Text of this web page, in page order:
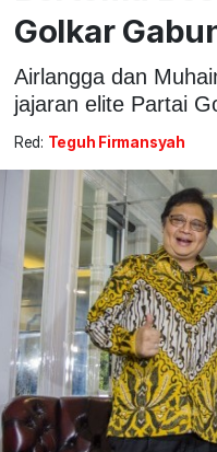
Golkar
Airlangga dan
jajaran elite Partai
Red: Teguh Firmansyah